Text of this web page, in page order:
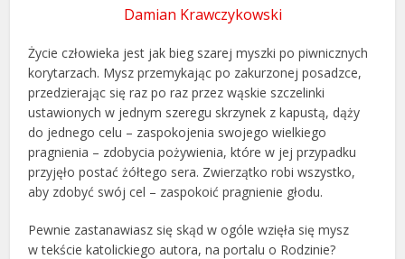
Damian Krawczykowski
Życie człowieka jest jak bieg szarej myszki po piwnicznych
korytarzach. Mysz przemykając po zakurzonej posadzce,
przedzierając się raz po raz przez wąskie szczelinki
ustawionych w jednym szeregu skrzynek z kapustą, dąży
do jednego celu – zaspokojenia swojego wielkiego
pragnienia – zdobycia pożywienia, które w jej przypadku
przyjęło postać żółtego sera. Zwierzątko robi wszystko,
aby zdobyć swój cel – zaspokoić pragnienie głodu.
Pewnie zastanawiasz się skąd w ogóle wzięła się mysz
w tekście katolickiego autora, na portalu o Rodzinie?